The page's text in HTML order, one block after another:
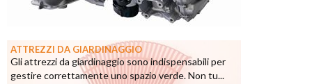
ATTREZZI DA GIARDINAGGIO
Gli attrezzi da giardinaggio sono indispensabili per
gestire correttamente uno spazio verde. Non tu...